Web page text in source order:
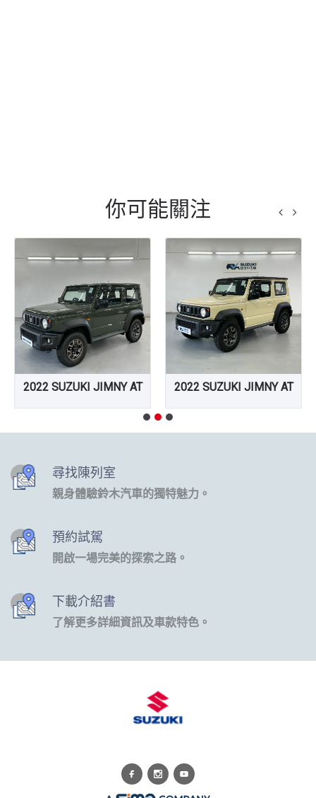
你可能關注
2022 SUZUKI JIMNY AT 2022 SUZUKI JIMNY AT
尋找陳列室
親身體驗鈴木汽車的獨特魅力。
預約試駕
開啟一場完美的探索之路。
下載介紹書
了解更多詳細資訊及車款特色。